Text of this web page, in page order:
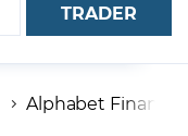
TRADER
Alphabet